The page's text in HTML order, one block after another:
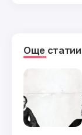
Още статии